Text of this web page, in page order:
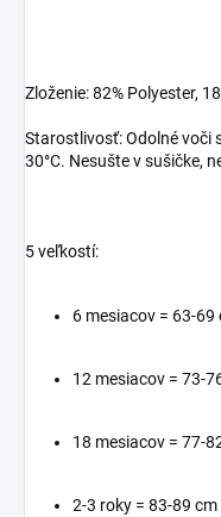
Zloženie: 82% Polyester,
Starostlivosť: Odolné voči
30°C. Nesušte v sušičke,
5 veľkostí:
6 mesiacov = 63-69
12 mesiacov = 73-
18 mesiacov = 77-
2-3 roky = 83-89 cm